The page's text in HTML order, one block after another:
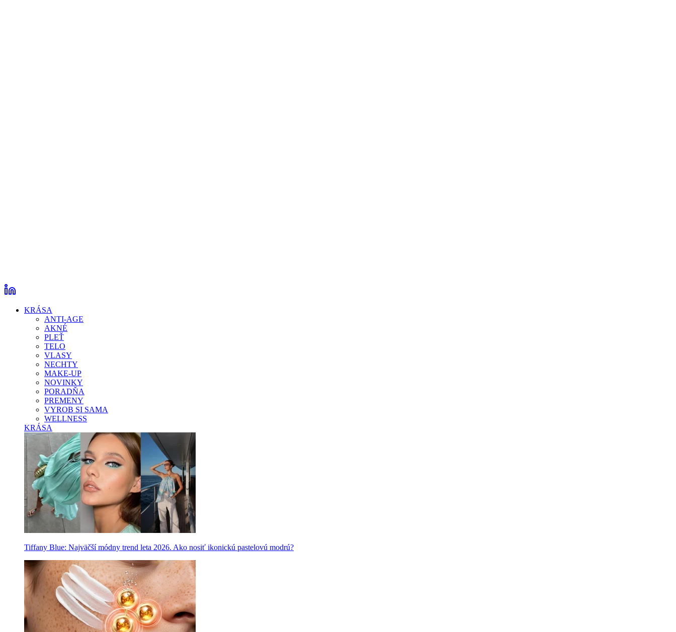
KRÁSA
ANTI-AGE
AKNÉ
PLEŤ
TELO
VLASY
NECHTY
MAKE-UP
NOVINKY
PORADŇA
PREMENY
VYROB SI SAMA
WELLNESS
KRÁSA
Tiffany Blue: Najväčší módny trend leta 2026. Ako nosiť ikonickú pastelovú modrú?